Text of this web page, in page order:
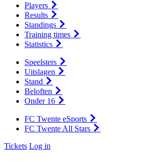
Players
Results
Standings
Training times
Statistics
Speelsters
Uitslagen
Stand
Beloften
Onder 16
FC Twente eSports
FC Twente All Stars
Tickets Log in